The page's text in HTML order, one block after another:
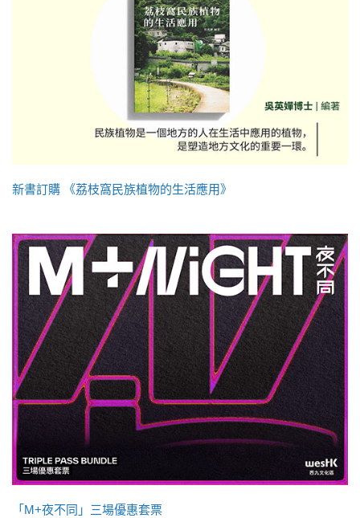
新書訂購 《荔枝窩民族植物的生活應用》
「M+夜不同」三場優惠套票